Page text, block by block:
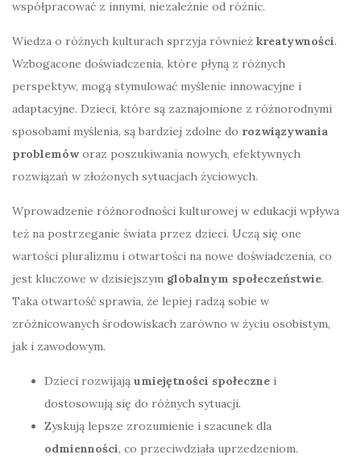
współpracować z innymi, niezależnie od różnic.
Wiedza o różnych kulturach sprzyja również kreatywności.
Wzbogacone doświadczenia, które płyną z różnych
perspektyw, mogą stymulować myślenie innowacyjne i
adaptacyjne. Dzieci, które są zaznajomione z różnorodnymi
sposobami myślenia, są bardziej zdolne do rozwiązywania
problemów oraz poszukiwania nowych, efektywnych
rozwiązań w złożonych sytuacjach życiowych.
Wprowadzenie różnorodności kulturowej w edukacji wpływa
też na postrzeganie świata przez dzieci. Uczą się one
wartości pluralizmu i otwartości na nowe doświadczenia, co
jest kluczowe w dzisiejszym globalnym społeczeństwie.
Taka otwartość sprawia, że lepiej radzą sobie w
zróżnicowanych środowiskach zarówno w życiu osobistym,
jak i zawodowym.
Dzieci rozwijają umiejętności społeczne i
dostosowują się do różnych sytuacji.
Zyskują lepsze zrozumienie i szacunek dla
odmienności, co przeciwdziała uprzedzeniom.